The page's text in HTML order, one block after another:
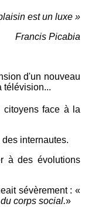
est un luxe »
Francis Picabia
d'un nouveau
télévision...
citoyens face à la
internautes.
à des évolutions
sévèrement : «
corps social.»